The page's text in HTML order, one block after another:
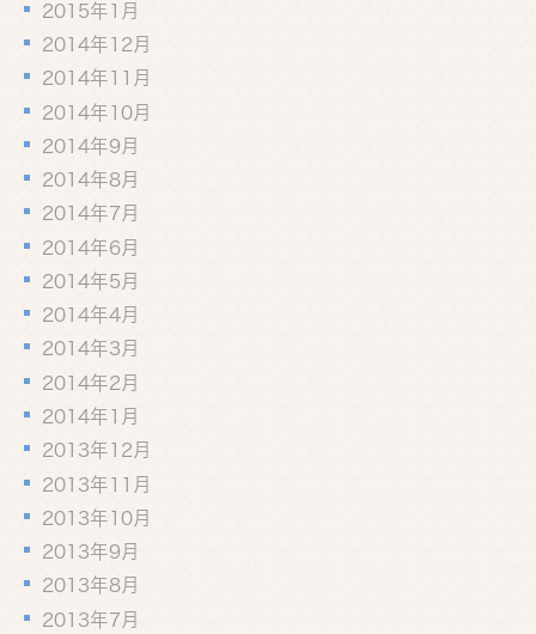
2015年1月
2014年12月
2014年11月
2014年10月
2014年9月
2014年8月
2014年7月
2014年6月
2014年5月
2014年4月
2014年3月
2014年2月
2014年1月
2013年12月
2013年11月
2013年10月
2013年9月
2013年8月
2013年7月